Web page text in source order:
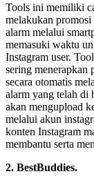
Tools ini memiliki
melakukan
alarm melalui
memasuki waktu
Instagram user.
sering menerapkan
secara otomatis
alarm yang telah di
akan mengupload
melalui akun
konten Instagram
membantu serta
2. BestBuddies.